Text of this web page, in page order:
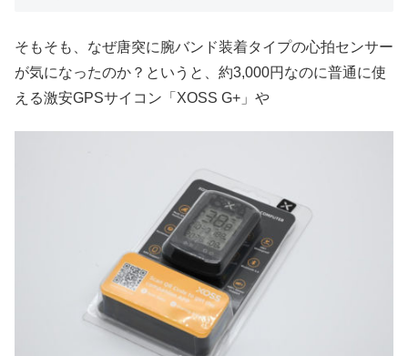
そもそも、なぜ唐突に腕バンド装着タイプの心拍センサー
が気になったのか？というと、約3,000円なのに普通に使
える激安GPSサイコン「XOSS G+」や